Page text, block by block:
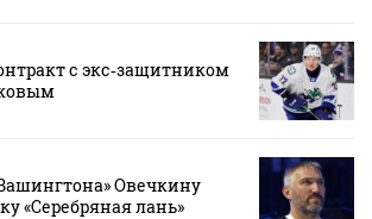
с экс‑защитником
Овечкину
«Серебряная лань»